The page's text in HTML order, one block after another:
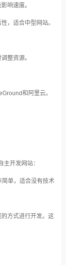
响速度。
，适合中型网站。
整资源。
和阿里云。
开发网站：
单，适合没有技术
方式进行开发。这